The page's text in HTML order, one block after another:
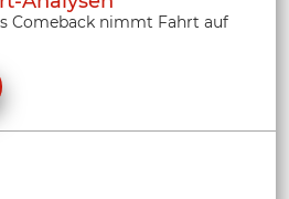
Comeback nimmt Fahrt auf